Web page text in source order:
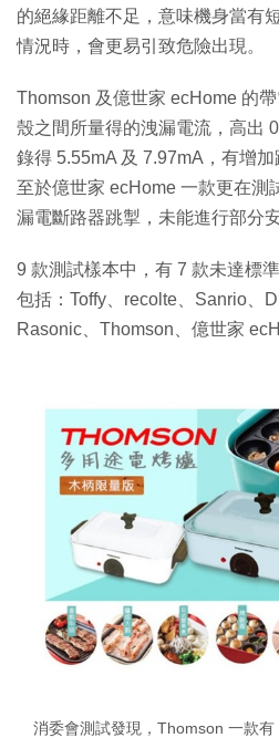
的絕緣距離不足，意味機身當有
情況時，會更易引致危險出現。
Thomson 及億世家 ecHome 的
殼之間所量得的洩漏電流，高出
錄得 5.55mA 及 7.97mA，有增加
至於億世家 ecHome 一款更在測
漏電斷路器跳掣，未能進行部分
9 款測試樣本中，有 7 款未達標
包括：Toffy、recolte、Sanrio、
Rasonic、Thomson、億世家
消委會測試發現，Thomson 一款有